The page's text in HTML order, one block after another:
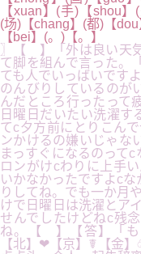
【xuan】(手)【shou
(场)【chang】(都)【
【bei】(。)【。】
〗【 】「外は良い天
て脚を組んで言った。
ても人でいっばいです
のんびりしているのが
んだところ行ったって
日曜日だいたい洗濯す
てc夕方前にとりこん
ンかけるの嫌いじゃな
まっすぐになるのって
ロンがけcわりに上手
いかなかったですよc
りしてね。でも一か月
けで日曜日は洗濯とア
せんでしたけどねc残
ね。【 】【答】「も
【北】❤【京】☤【金